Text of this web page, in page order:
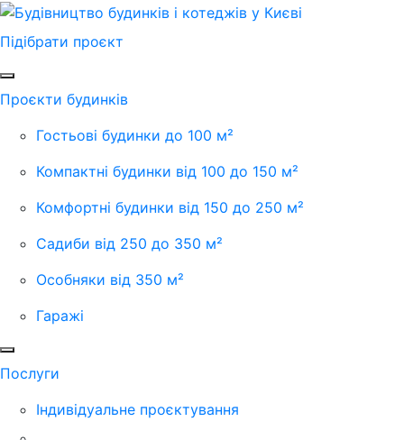
Підібрати проєкт
Проєкти будинків
Гостьові будинки до 100 м²
Компактні будинки від 100 до 150 м²
Комфортні будинки від 150 до 250 м²
Садиби від 250 до 350 м²
Особняки від 350 м²
Гаражі
Послуги
Індивідуальне проєктування